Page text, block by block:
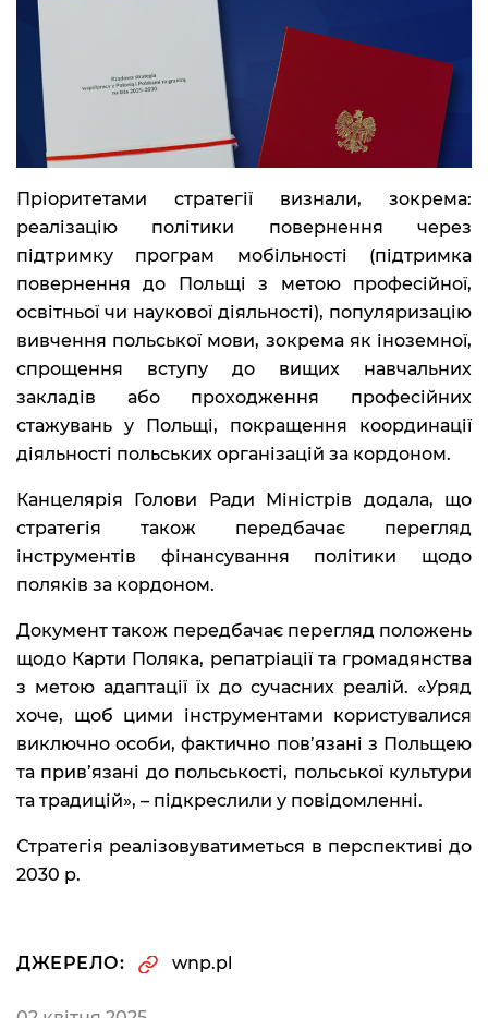
Пріоритетами стратегії визнали, зокрема:
реалізацію політики повернення через
підтримку програм мобільності (підтримка
повернення до Польщі з метою професійної,
освітньої чи наукової діяльності), популяризацію
вивчення польської мови, зокрема як іноземної,
спрощення вступу до вищих навчальних
закладів або проходження професійних
стажувань у Польщі, покращення координації
діяльності польських організацій за кордоном.
Канцелярія Голови Ради Міністрів додала, що
стратегія також передбачає перегляд
інструментів фінансування політики щодо
поляків за кордоном.
Документ також передбачає перегляд положень
щодо Карти Поляка, репатріації та громадянства
з метою адаптації їх до сучасних реалій. «Уряд
хоче, щоб цими інструментами користувалися
виключно особи, фактично пов’язані з Польщею
та прив’язані до польськості, польської культури
та традицій», – підкреслили у повідомленні.
Стратегія реалізовуватиметься в перспективі до
2030 р.
ДЖЕРЕЛО: wnp.pl